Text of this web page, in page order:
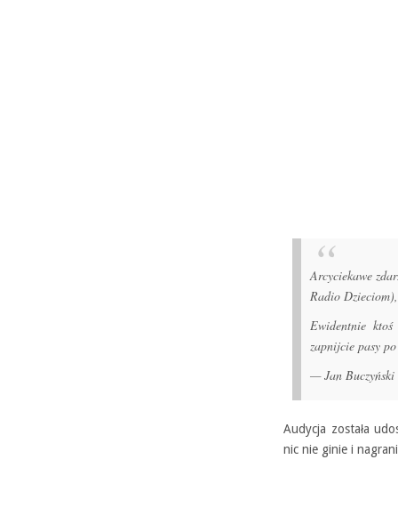
Arcyciekawe
Radio
Ewidentnie
zapnijcie pasy
— Jan
Audycja została
nic nie ginie i